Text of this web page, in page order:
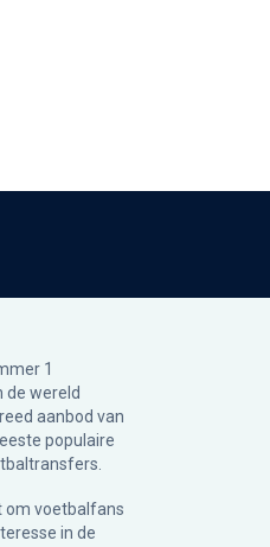
1
de wereld
aanbod van
populaire
om voetbalfans
in de